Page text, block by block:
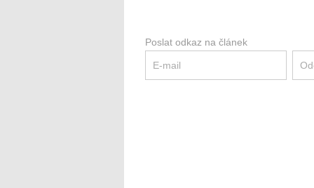
Poslat odkaz na článek